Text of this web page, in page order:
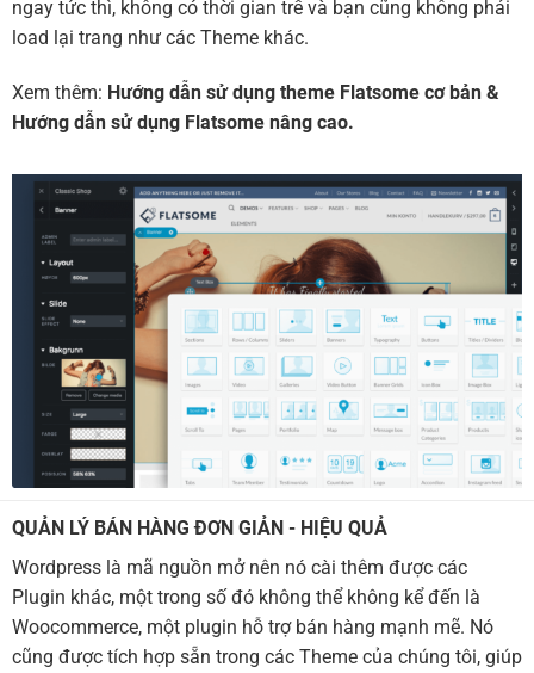
ngay tức thì, không có thời gian trễ và bạn cũng không phải
load lại trang như các Theme khác.
Xem thêm: Hướng dẫn sử dụng theme Flatsome cơ bản &
Hướng dẫn sử dụng Flatsome nâng cao.
QUẢN LÝ BÁN HÀNG ĐƠN GIẢN - HIỆU QUẢ
Wordpress là mã nguồn mở nên nó cài thêm được các
Plugin khác, một trong số đó không thể không kể đến là
Woocommerce, một plugin hỗ trợ bán hàng mạnh mẽ. Nó
cũng được tích hợp sẵn trong các Theme của chúng tôi, giúp